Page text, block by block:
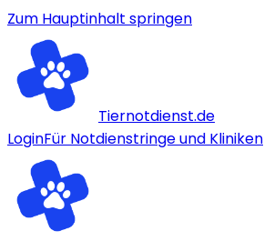
Zum Hauptinhalt springen
Tiernotdienst.de
LoginFür Notdienstringe und Kliniken